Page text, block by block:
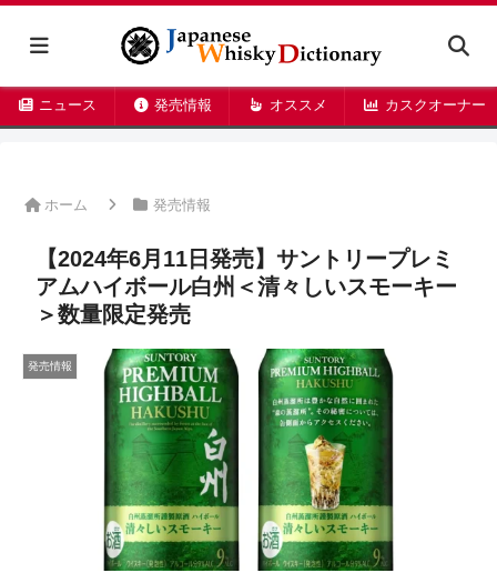
ニュース 発売情報 オススメ カスクオーナー
ホーム 発売情報
【2024年6月11日発売】サントリープレミ
アムハイボール白州＜清々しいスモーキー
＞数量限定発売
発売情報